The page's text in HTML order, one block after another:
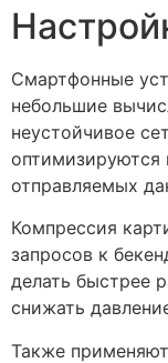
Смартфонные
небольшие
неустойчивое
оптимизируются
отправляемых
Компрессия
запросов к
делать быстрее
снижать
Также